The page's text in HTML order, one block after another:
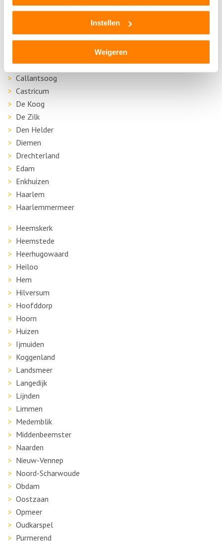
Instellen
Weigeren
Blaricum
Blokker
Bussum
Callantsoog
Castricum
De Koog
De Zilk
Den Helder
Diemen
Drechterland
Edam
Enkhuizen
Haarlem
Haarlemmermeer
Heemskerk
Heemstede
Heerhugowaard
Heiloo
Hem
Hilversum
Hoofddorp
Hoorn
Huizen
Ijmuiden
Koggenland
Landsmeer
Langedijk
Lijnden
Limmen
Medemblik
Middenbeemster
Naarden
Nieuw-Vennep
Noord-Scharwoude
Obdam
Oostzaan
Opmeer
Oudkarspel
Purmerend